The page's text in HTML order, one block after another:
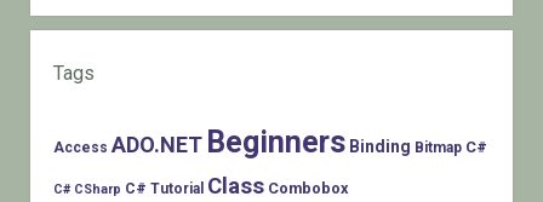
Tags
Access ADO.NET Beginners Binding Bitmap C#
C# CSharp C# Tutorial Class Combobox